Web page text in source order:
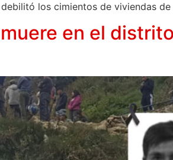
los cimientos de viviendas de
en el